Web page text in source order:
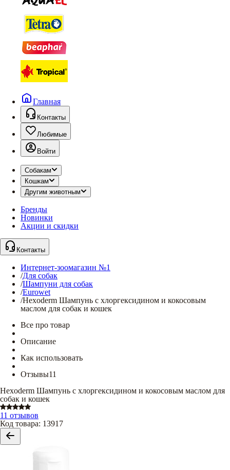
Главная
Контакты
Любимые
Войти
Собакам
Кошкам
Другим животным
Бренды
Новинки
Акции и скидки
Контакты
Интернет-зоомагазин №1
/Для собак
/Шампуни для собак
/Eurowet
/Hexoderm Шампунь с хлоргексидином и кокосовым
маслом для собак и кошек
Все про товар
Описание
Как использовать
Отзывы11
Hexoderm Шампунь с хлоргексидином и кокосовым маслом для
собак и кошек
11 отзывов
Код товара: 13917